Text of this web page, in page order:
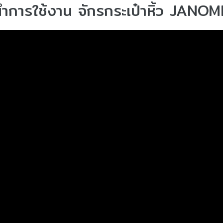
การใช้งาน จักรกระเป๋าหิ้ว